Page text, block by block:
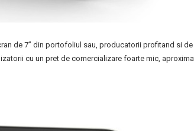
de 7” din portofoliul sau, producatorii profitand si de
cu un pret de comercializare foarte mic,